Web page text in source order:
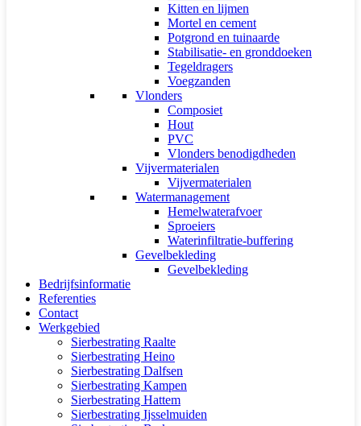
Kitten en lijmen
Mortel en cement
Potgrond en tuinaarde
Stabilisatie- en gronddoeken
Tegeldragers
Voegzanden
Vlonders
Composiet
Hout
PVC
Vlonders benodigdheden
Vijvermaterialen
Vijvermaterialen
Watermanagement
Hemelwaterafvoer
Sproeiers
Waterinfiltratie-buffering
Gevelbekleding
Gevelbekleding
Bedrijfsinformatie
Referenties
Contact
Werkgebied
Sierbestrating Raalte
Sierbestrating Heino
Sierbestrating Dalfsen
Sierbestrating Kampen
Sierbestrating Hattem
Sierbestrating Ijsselmuiden